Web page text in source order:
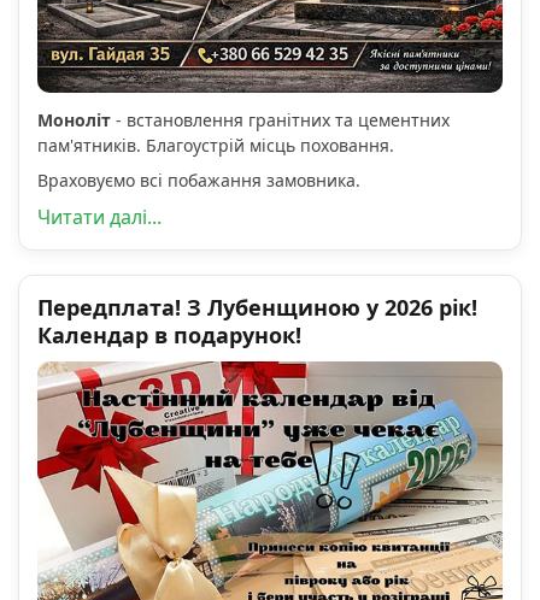
Моноліт - встановлення гранітних та цементних
пам'ятників. Благоустрій місць поховання.
Враховуємо всі побажання замовника.
Читати далі...
Передплата! З Лубенщиною у 2026 рік!
Календар в подарунок!